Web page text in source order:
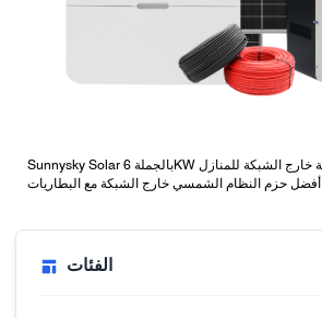
Sunnysky Solar بالجملة 6KW نظام الطاقة الشمسية خارج الشبكة للمنازل
أفضل حزم النظام الشمسي خارج الشبكة مع البطاريات
الفئات